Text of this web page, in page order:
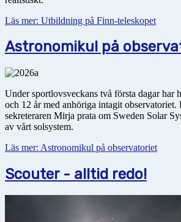
Läs mer: Utbildning på Finn-teleskopet
Astronomikul på
Under sportlovsveckans två första dagar har
och 12 år med anhöriga intagit
sekreteraren Mirja prata om Sweden Solar
av vårt solsystem.
Läs mer: Astronomikul på observatoriet
Scouter - alltid redo!